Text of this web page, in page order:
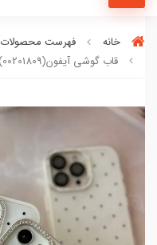
خانه
فهرست محصولات
قاب گوشی آیفونstarlight Dots (00201809)(بدون آویز)